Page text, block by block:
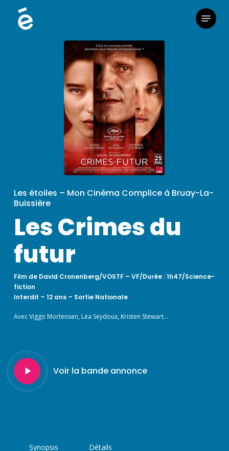
Menu
Les étoiles – Mon Cinéma Complice à Bruay-La-
Buissière
Les Crimes du
futur
Film de David Cronenberg/VOSTF – VF/Durée : 1h47/Science-
fiction
Interdit – 12 ans – Sortie Nationale
Avec Viggo Mortensen, Léa Seydoux, Kristen Stewart…
Play
Video
Voir la bande annonce
Synopsis Détails